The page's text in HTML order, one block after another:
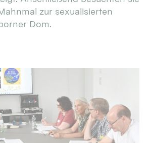
zur sexualisierten
Dom.